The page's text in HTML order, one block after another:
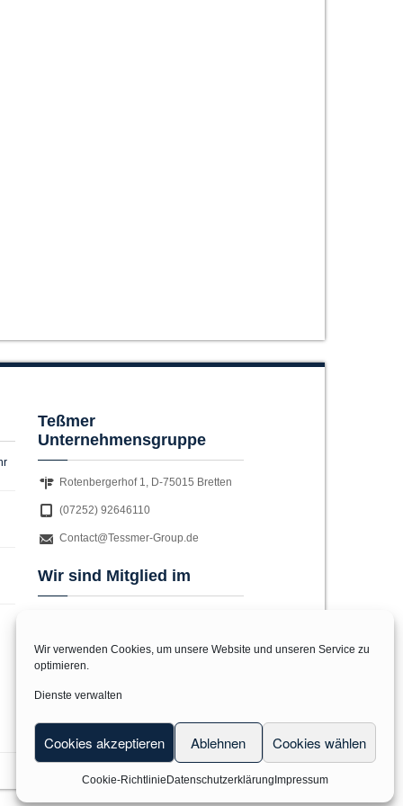
Wir verwenden Cookies, um unsere Website und unseren Service zu
optimieren.
Dienste verwalten
Cookies akzeptieren Ablehnen Cookies wählen
Cookie-Richtlinie Datenschutzerklärung Impressum
Teßmer
Unternehmensgruppe
Rotenbergerhof 1, D-75015 Bretten
(07252) 92646110
Contact@Tessmer-Group.de
Wir sind Mitglied im